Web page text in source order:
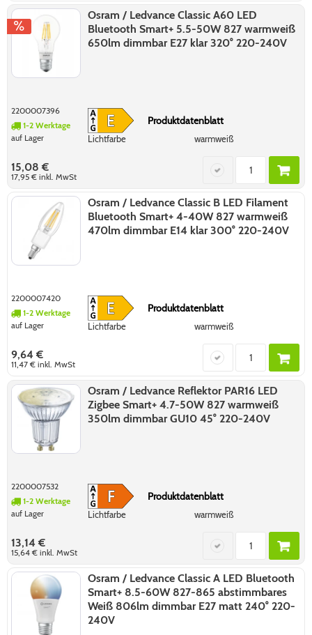
Osram / Ledvance Classic A60 LED
Bluetooth Smart+ 5.5-50W 827 warmweiß
650lm dimmbar E27 klar 320° 220-240V
2200007396
1-2 Werktage
auf Lager
Produktdatenblatt
Lichtfarbe warmweiß
15,08 €
17,95 €inkl. MwSt
Osram / Ledvance Classic B LED Filament
Bluetooth Smart+ 4-40W 827 warmweiß
470lm dimmbar E14 klar 300° 220-240V
2200007420
1-2 Werktage
auf Lager
Produktdatenblatt
Lichtfarbe warmweiß
9,64 €
11,47 €inkl. MwSt
Osram / Ledvance Reflektor PAR16 LED
Zigbee Smart+ 4.7-50W 827 warmweiß
350lm dimmbar GU10 45° 220-240V
2200007532
1-2 Werktage
auf Lager
Produktdatenblatt
Lichtfarbe warmweiß
13,14 €
15,64 €inkl. MwSt
Osram / Ledvance Classic A LED Bluetooth
Smart+ 8.5-60W 827-865 abstimmbares
Weiß 806lm dimmbar E27 matt 240° 220-
240V